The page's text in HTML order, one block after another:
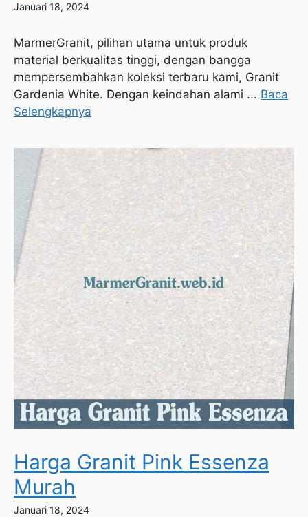
Januari 18, 2024
MarmerGranit, pilihan utama untuk produk
material berkualitas tinggi, dengan bangga
mempersembahkan koleksi terbaru kami, Granit
Gardenia White. Dengan keindahan alami ... Baca
Selengkapnya
Harga Granit Pink Essenza
Murah
Januari 18, 2024